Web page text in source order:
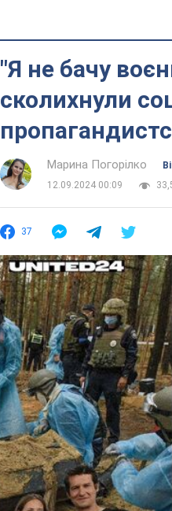
"Я не бачу
сколихнули
Марина Погорілко
12.09.2024 00:09
37